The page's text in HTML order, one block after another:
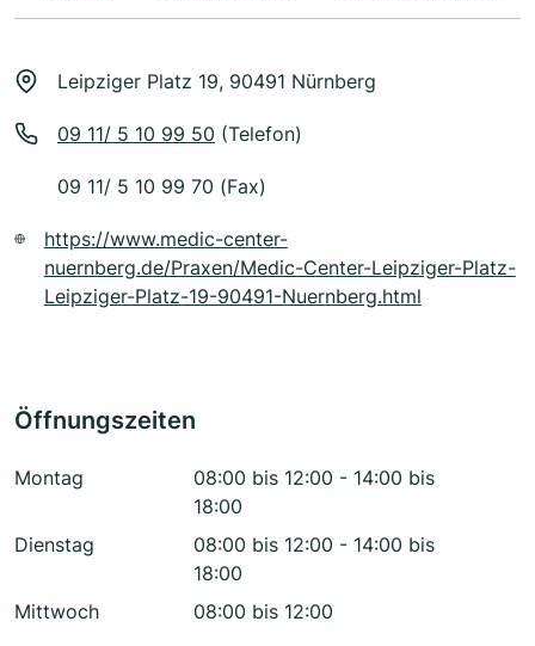
Leipziger Platz 19, 90491 Nürnberg
09 11/ 5 10 99 50 (Telefon)
09 11/ 5 10 99 70 (Fax)
https://www.medic-center-
nuernberg.de/Praxen/Medic-Center-Leipziger-Platz-
Leipziger-Platz-19-90491-Nuernberg.html
Öffnungszeiten
Montag
08:00 bis 12:00 - 14:00 bis
18:00
Dienstag
08:00 bis 12:00 - 14:00 bis
18:00
Mittwoch
08:00 bis 12:00